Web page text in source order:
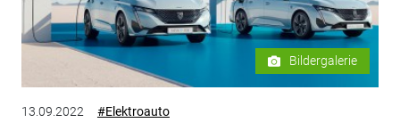
Bildergalerie
13.09.2022 #Elektroauto